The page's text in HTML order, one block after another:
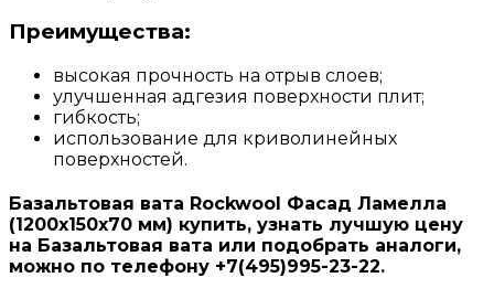
Преимущества:
высокая прочность на отрыв слоев;
улучшенная адгезия поверхности плит;
гибкость;
использование для криволинейных
поверхностей.
Базальтовая вата Rockwool Фасад Ламелла
(1200х150х70 мм) купить, узнать лучшую цену
на Базальтовая вата или подобрать аналоги,
можно по телефону +7(495)995-23-22.